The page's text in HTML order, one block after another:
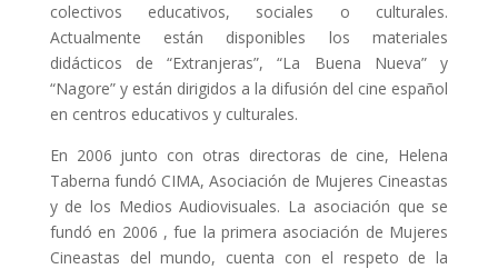
colectivos educativos, sociales o culturales.
Actualmente están disponibles los materiales
didácticos de “Extranjeras”, “La Buena Nueva” y
“Nagore” y están dirigidos a la difusión del cine español
en centros educativos y culturales.
En 2006 junto con otras directoras de cine, Helena
Taberna fundó CIMA, Asociación de Mujeres Cineastas
y de los Medios Audiovisuales. La asociación que se
fundó en 2006 , fue la primera asociación de Mujeres
Cineastas del mundo, cuenta con el respeto de la